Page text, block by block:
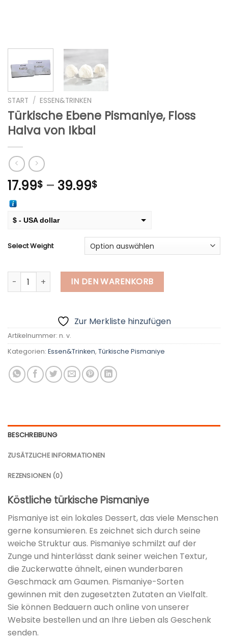
START / ESSEN&TRINKEN
Türkische Ebene Pismaniye, Floss
Halva von Ikbal
17.99$ – 39.99$Preisspanne:
$ - USA dollar
Select Weight
Türkische Ebene Pismaniye, Floss Halva von Ikbal Menge
IN DEN WARENKORB
Zur Merkliste hinzufügen
Artikelnummer: n. v.
Kategorien: Essen&Trinken, Türkische Pismaniye
BESCHREIBUNG
ZUSÄTZLICHE INFORMATIONEN
REZENSIONEN (0)
Köstliche türkische Pismaniye
Pismaniye ist ein lokales Dessert, das viele Menschen
gerne konsumieren. Es zeichnet sich durch seine
weiche Struktur aus. Pismaniye schmilzt auf der
Zunge und hinterlässt dank seiner weichen Textur,
die Zuckerwatte ähnelt, einen wunderbaren
Geschmack am Gaumen. Pismaniye-Sorten
gewinnen mit den zugesetzten Zutaten an Vielfalt.
Sie können Bedauern auch online von unserer
Website bestellen und an Ihre Lieben als Geschenk
senden.